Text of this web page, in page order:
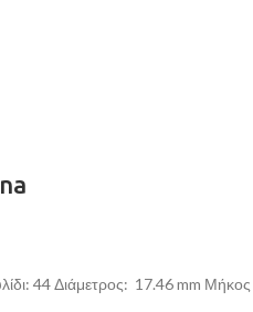
44 Διάμετρος: 17.46 mm Μήκος